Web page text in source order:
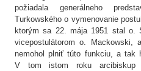
požiadala generálneho
Turkowského o vymenovanie
ktorým sa 22. mája 1951 stal o.
vicepostulátorom o. Mackowski,
nemohol plniť túto funkciu, a tak
V tom istom roku arcibiskup